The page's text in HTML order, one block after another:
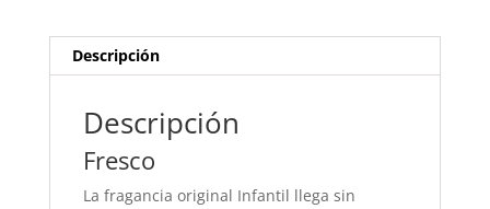
Descripción
Descripción
Fresco
La fragancia original Infantil llega sin